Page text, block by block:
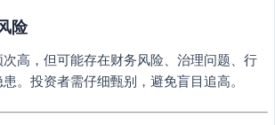
险
高，但可能存在财务风险、治理问题、行
。投资者需仔细甄别，避免盲目追高。